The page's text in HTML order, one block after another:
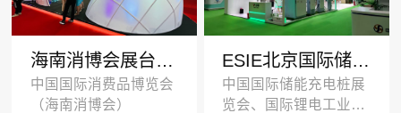
海南消博会展台设计搭建案例-王府井集团-深圳展示设计公司
中国国际消费品博览会
（海南消博会）
ESIE北京国际储能展览会展台设计搭建案例-公牛集团
中国国际储能充电桩展
览会、国际锂电工业展